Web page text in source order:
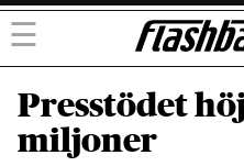
☰
Presstödet
miljoner